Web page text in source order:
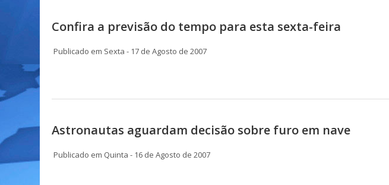
Confira a previsão do tempo para esta sexta-feira
Publicado em Sexta - 17 de Agosto de 2007
Astronautas aguardam decisão sobre furo em nave
Publicado em Quinta - 16 de Agosto de 2007